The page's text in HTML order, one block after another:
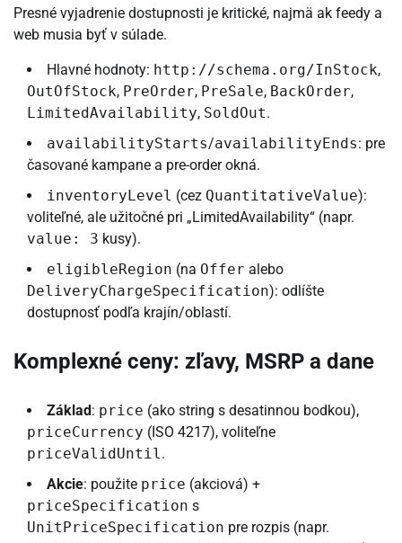
Presné vyjadrenie dostupnosti je kritické, najmä ak feedy a
web musia byť v súlade.
Hlavné hodnoty: http://schema.org/InStock,
OutOfStock, PreOrder, PreSale, BackOrder,
LimitedAvailability, SoldOut.
availabilityStarts/availabilityEnds: pre
časované kampane a pre-order okná.
inventoryLevel (cez QuantitativeValue):
voliteľné, ale užitočné pri „LimitedAvailability“ (napr.
value: 3 kusy).
eligibleRegion (na Offer alebo
DeliveryChargeSpecification): odlíšte
dostupnosť podľa krajín/oblastí.
Komplexné ceny: zľavy, MSRP a dane
Základ : price (ako string s desatinnou bodkou),
priceCurrency (ISO 4217), voliteľne
priceValidUntil.
Akcie: použite price (akciová) +
priceSpecification s
UnitPriceSpecification pre rozpis (napr.